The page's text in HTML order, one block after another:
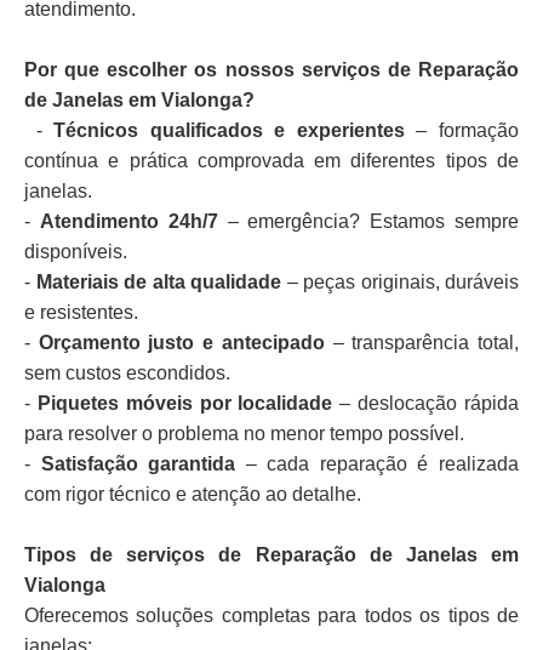
atendimento.
Por que escolher os nossos serviços de Reparação
de Janelas em Vialonga?
-Técnicos qualificados e experientes– formação
contínua e prática comprovada em diferentes tipos de
janelas.
- Atendimento 24h/7– emergência? Estamos sempre
disponíveis.
- Materiais de alta qualidade – peças originais, duráveis
e resistentes.
- Orçamento justo e antecipado– transparência total,
sem custos escondidos.
- Piquetes móveis por localidade – deslocação rápida
para resolver o problema no menor tempo possível.
- Satisfação garantida – cada reparação é realizada
com rigor técnico e atenção ao detalhe.
Tipos de serviços de Reparação de Janelas em
Vialonga
Oferecemos soluções completas para todos os tipos de